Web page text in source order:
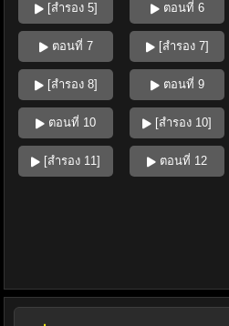
[สำรอง 5] ตอนที่ 6
ตอนที่ 7 [สำรอง 7]
[สำรอง 8] ตอนที่ 9
ตอนที่ 10 [สำรอง 10]
[สำรอง 11] ตอนที่ 12